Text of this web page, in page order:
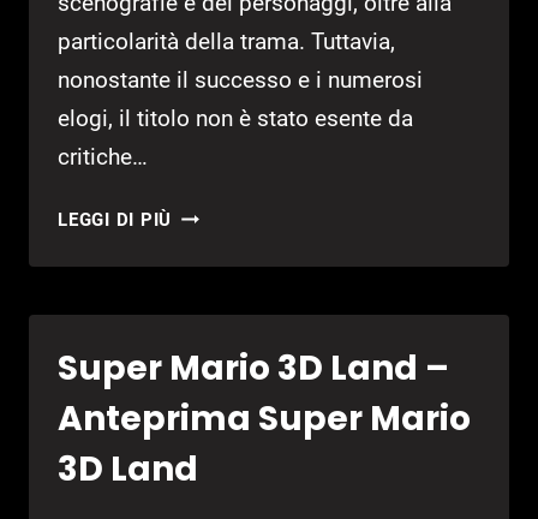
particolarità della trama. Tuttavia,
nonostante il successo e i numerosi
elogi, il titolo non è stato esente da
critiche…
LEGGI DI PIÙ DARKSIDERS
–
2
Super Mario 3D Land –
Anteprima Super Mario
3D Land